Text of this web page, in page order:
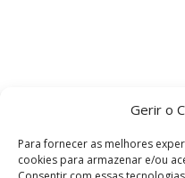
Gerir o
Para fornecer as melhores
cookies para armazenar e/ou